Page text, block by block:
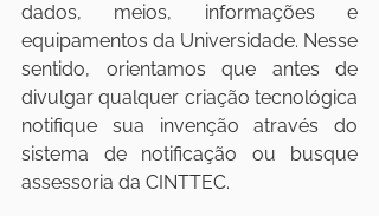
dados, meios, informações e
equipamentos da Universidade. Nesse
sentido, orientamos que antes de
divulgar qualquer criação tecnológica
notifique sua invenção através do
sistema de notificação ou busque
assessoria da CINTTEC.